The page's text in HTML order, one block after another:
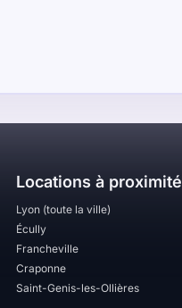
Locations à proximité
Lyon (toute la ville)
Écully
Francheville
Craponne
Saint-Genis-les-Ollières